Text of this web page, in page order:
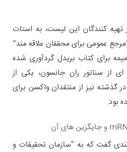
کنندگان این لیست، به استات
عمومی برای محققان علاقه مند”
برای کتاب بریدل گردآوری شده
از سناتور ران جانسون، یکی از
گذشته نیز از منتقدان واکسن برای
بود.
گفت که به “سازمان تحقیقات و